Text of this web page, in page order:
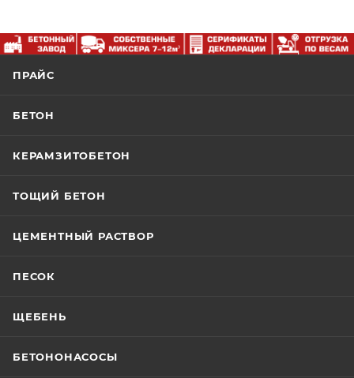
ПРАЙС
БЕТОН
КЕРАМЗИТОБЕТОН
ТОЩИЙ БЕТОН
ЦЕМЕНТНЫЙ РАСТВОР
ПЕСОК
ЩЕБЕНЬ
БЕТОНОНАСОСЫ